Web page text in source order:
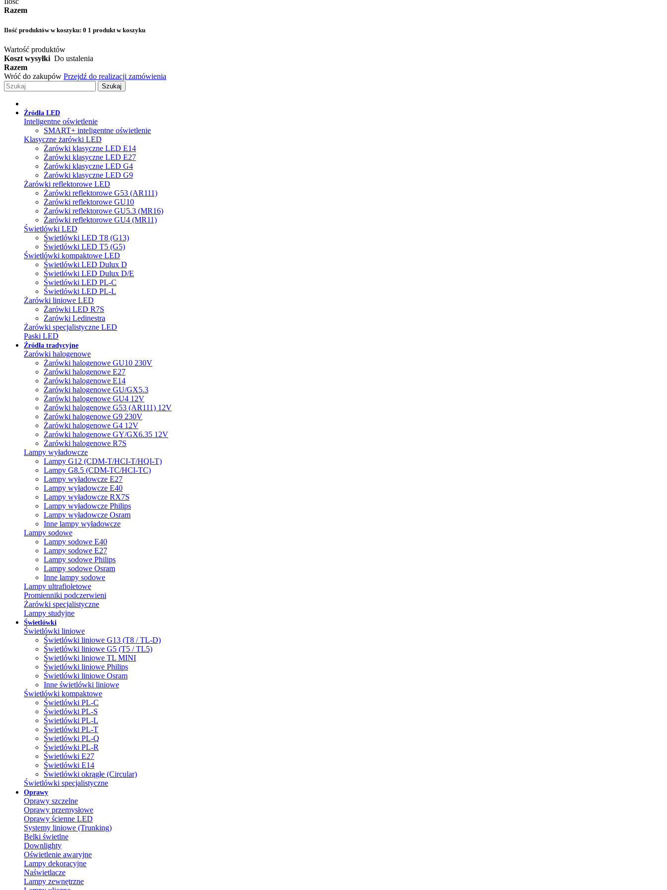
Razem
Ilość produktów w koszyku: 0 1 produkt w koszyku
Wartość produktów
Koszt wysyłki Do ustalenia
Razem
Wróć do zakupów Przejdź do realizacji zamówienia
Szukaj
Źródła LED
Inteligentne oświetlenie
SMART+ inteligentne oświetlenie
Klasyczne żarówki LED
Żarówki klasyczne LED E14
Żarówki klasyczne LED E27
Żarówki klasyczne LED G4
Żarówki klasyczne LED G9
Żarówki reflektorowe LED
Żarówki reflektorowe G53 (AR111)
Żarówki reflektorowe GU10
Żarówki reflektorowe GU5.3 (MR16)
Żarówki reflektorowe GU4 (MR11)
Świetlówki LED
Świetlówki LED T8 (G13)
Świetlówki LED T5 (G5)
Świetlówki kompaktowe LED
Świetlówki LED Dulux D
Świetlówki LED Dulux D/E
Świetlówki LED PL-C
Świetlówki LED PL-L
Żarówki liniowe LED
Żarówki LED R7S
Żarówki Ledinestra
Żarówki specjalistyczne LED
Paski LED
Źródła tradycyjne
Żarówki halogenowe
Żarówki halogenowe GU10 230V
Żarówki halogenowe E27
Żarówki halogenowe E14
Żarówki halogenowe GU/GX5.3
Żarówki halogenowe GU4 12V
Żarówki halogenowe G53 (AR111) 12V
Żarówki halogenowe G9 230V
Żarówki halogenowe G4 12V
Żarówki halogenowe GY/GX6.35 12V
Żarówki halogenowe R7S
Lampy wyładowcze
Lampy G12 (CDM-T/HCI-T/HQI-T)
Lampy G8.5 (CDM-TC/HCI-TC)
Lampy wyładowcze E27
Lampy wyładowcze E40
Lampy wyładowcze RX7S
Lampy wyładowcze Philips
Lampy wyładowcze Osram
Inne lampy wyładowcze
Lampy sodowe
Lampy sodowe E40
Lampy sodowe E27
Lampy sodowe Philips
Lampy sodowe Osram
Inne lampy sodowe
Lampy ultrafioletowe
Promienniki podczerwieni
Żarówki specjalistyczne
Lampy studyjne
Świetlówki
Świetlówki liniowe
Świetlówki liniowe G13 (T8 / TL-D)
Świetlówki liniowe G5 (T5 / TL5)
Świetlówki liniowe TL MINI
Świetlówki liniowe Philips
Świetlówki liniowe Osram
Inne świetlówki liniowe
Świetlówki kompaktowe
Świetlówki PL-C
Świetlówki PL-S
Świetlówki PL-L
Świetlówki PL-T
Świetlówki PL-Q
Świetlówki PL-R
Świetlówki E27
Świetlówki E14
Świetlówki okrągłe (Circular)
Świetlówki specjalistyczne
Oprawy
Oprawy szczelne
Oprawy przemysłowe
Oprawy ścienne LED
Systemy liniowe (Trunking)
Belki świetlne
Downlighty
Oświetlenie awaryjne
Lampy dekoracyjne
Naświetlacze
Lampy zewnętrzne